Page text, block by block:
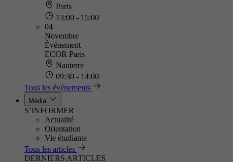
Paris
13:00 - 15:00
04
Novembre
Événement
ECOR Paris
Nanterre
09:30 - 14:00
Tous les événements
Média
S’INFORMER
Actualité
Orientation
Vie étudiante
Tous les articles
DERNIERS ARTICLES